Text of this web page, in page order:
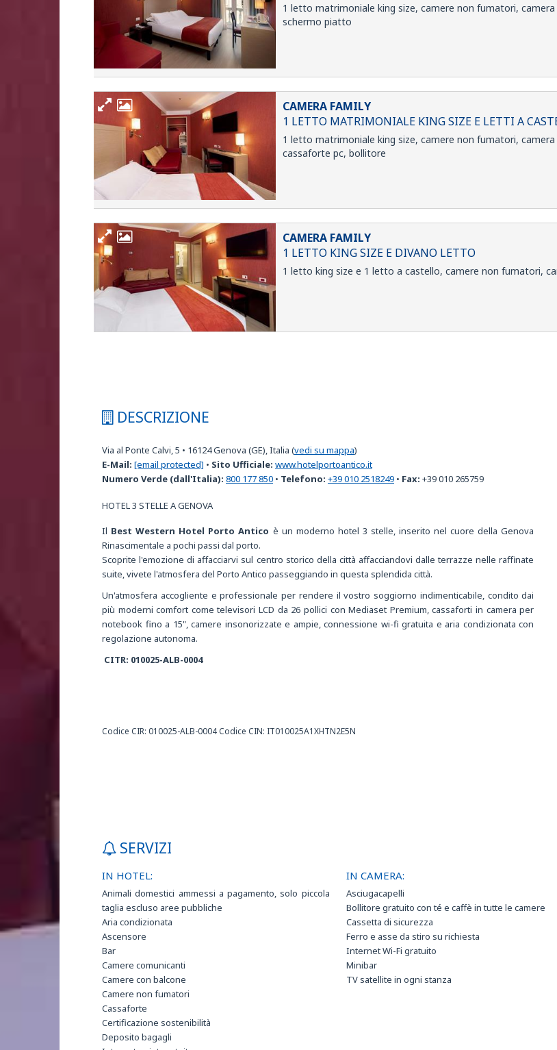
1 letto matrimoniale king size, camere non fumatori,
schermo piatto
CAMERA FAMILY
1 LETTO MATRIMONIALE KING SIZE E LETTI A
1 letto matrimoniale king size, camere non fumatori,
cassaforte pc, bollitore
CAMERA FAMILY
1 LETTO KING SIZE E DIVANO LETTO
1 letto king size e 1 letto a castello, camere non fumatori,
DESCRIZIONE
Via al Ponte Calvi, 5 • 16124Genova (GE), Italia (vedi su mappa)
E-Mail: [email protected] • Sito Ufficiale: www.hotelportoantico.it
Numero Verde (dall'Italia): 800 177 850 • Telefono: +39 010 2518249 • Fax: +39 010 265759
HOTEL 3 STELLE A GENOVA
Il Best Western Hotel Porto Antico è un moderno hotel 3 stelle, inserito nel cuore della Genova
Rinascimentale a pochi passi dal porto.
Scoprite l'emozione di affacciarvi sul centro storico della città affacciandovi dalle terrazze nelle raffinate
suite, vivete l'atmosfera del Porto Antico passeggiando in questa splendida città.
Un'atmosfera accogliente e professionale per rendere il vostro soggiorno indimenticabile, condito dai
più moderni comfort come televisori LCD da 26 pollici con Mediaset Premium, cassaforti in camera per
notebook fino a 15", camere insonorizzate e ampie, connessione wi-fi gratuita e aria condizionata con
regolazione autonoma.
CITR: 010025-ALB-0004
Codice CIR: 010025-ALB-0004 Codice CIN: IT010025A1XHTN2E5N
SERVIZI
IN HOTEL:
Animali domestici ammessi a pagamento, solo piccola
taglia escluso aree pubbliche
Aria condizionata
Ascensore
Bar
Camere comunicanti
Camere con balcone
Camere non fumatori
Cassaforte
Certificazione sostenibilità
Deposito bagagli
IN CAMERA:
Asciugacapelli
Bollitore gratuito con té e caffè in tutte le camere
Cassetta di sicurezza
Ferro e asse da stiro su richiesta
Internet Wi-Fi gratuito
Minibar
TV satellite in ogni stanza